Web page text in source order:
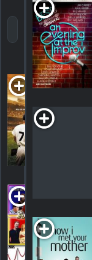
trier par titre
61